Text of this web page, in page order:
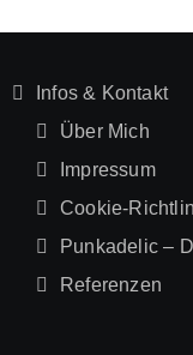
Infos & Kontakt
Über Mich
Impressum
Cookie-
Punkadelic –
Referenzen